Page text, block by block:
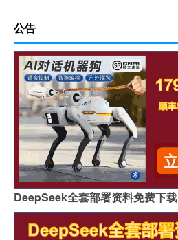
公告
DeepSeek全套部署资料免费下载